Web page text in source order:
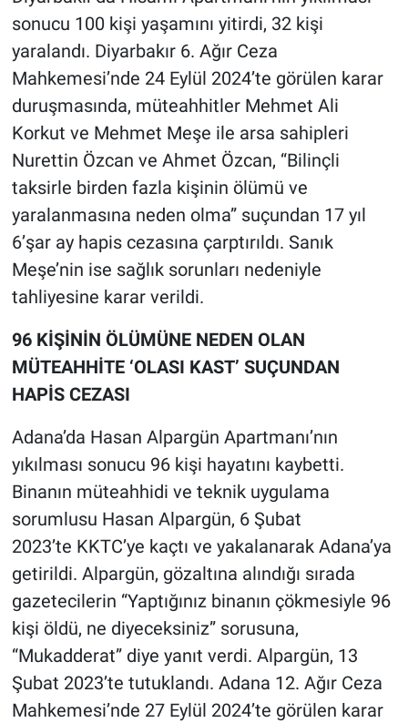
sonucu 100 kişi yaşamını yitirdi, 32 kişi
yaralandı. Diyarbakır 6. Ağır Ceza
Mahkemesi’nde 24 Eylül 2024’te görülen karar
duruşmasında, müteahhitler Mehmet Ali
Korkut ve Mehmet Meşe ile arsa sahipleri
Nurettin Özcan ve Ahmet Özcan, “Bilinçli
taksirle birden fazla kişinin ölümü ve
yaralanmasına neden olma” suçundan 17 yıl
6’şar ay hapis cezasına çarptırıldı. Sanık
Meşe’nin ise sağlık sorunları nedeniyle
tahliyesine karar verildi.
96 KİŞİNİN ÖLÜMÜNE NEDEN OLAN
MÜTEAHHİTE ‘OLASI KAST’ SUÇUNDAN
HAPİS CEZASI
Adana’da Hasan Alpargün Apartmanı’nın
yıkılması sonucu 96 kişi hayatını kaybetti.
Binanın müteahhidi ve teknik uygulama
sorumlusu Hasan Alpargün, 6 Şubat
2023’te KKTC’ye kaçtı ve yakalanarak Adana’ya
getirildi. Alpargün, gözaltına alındığı sırada
gazetecilerin “Yaptığınız binanın çökmesiyle 96
kişi öldü, ne diyeceksiniz” sorusuna,
“Mukadderat” diye yanıt verdi. Alpargün, 13
Şubat 2023’te tutuklandı. Adana 12. Ağır Ceza
Mahkemesi’nde 27 Eylül 2024’te görülen karar